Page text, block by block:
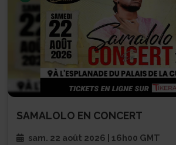
SAMALOLO EN CONCERT
sam. 22 août 2026 | 16h00 GMT